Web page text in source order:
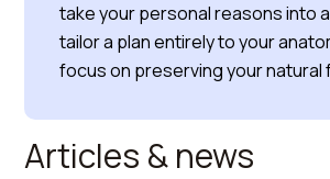
take your personal reasons into
tailor a plan entirely to your
focus on preserving your natural
Articles & news